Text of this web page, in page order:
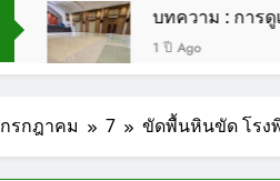
บทความ : การดูแลรักษาพื้นหิ
1 ปี Ago
กรกฎาคม 7 ขัดพื้นหินขัด โรงพิ